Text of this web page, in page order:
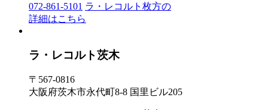
072-861-5101 ラ・レコルト枚方の
詳細はこちら
ラ・レコルト茨木
〒567-0816
大阪府茨木市永代町8-8 国里ビル205